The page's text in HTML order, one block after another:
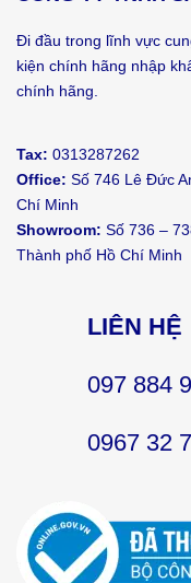
Đi đầu trong lĩnh vực
kiện chính hãng nhập
chính hãng.
Tax: 0313287262
Office: Số 746 Lê Đức
Chí Minh
Showroom: Số 736 –
Thành phố Hồ Chí Minh
LIÊN HỆ
097 884
0967 32